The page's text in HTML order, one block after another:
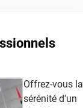
Offrez-vous la
sérénité d'un